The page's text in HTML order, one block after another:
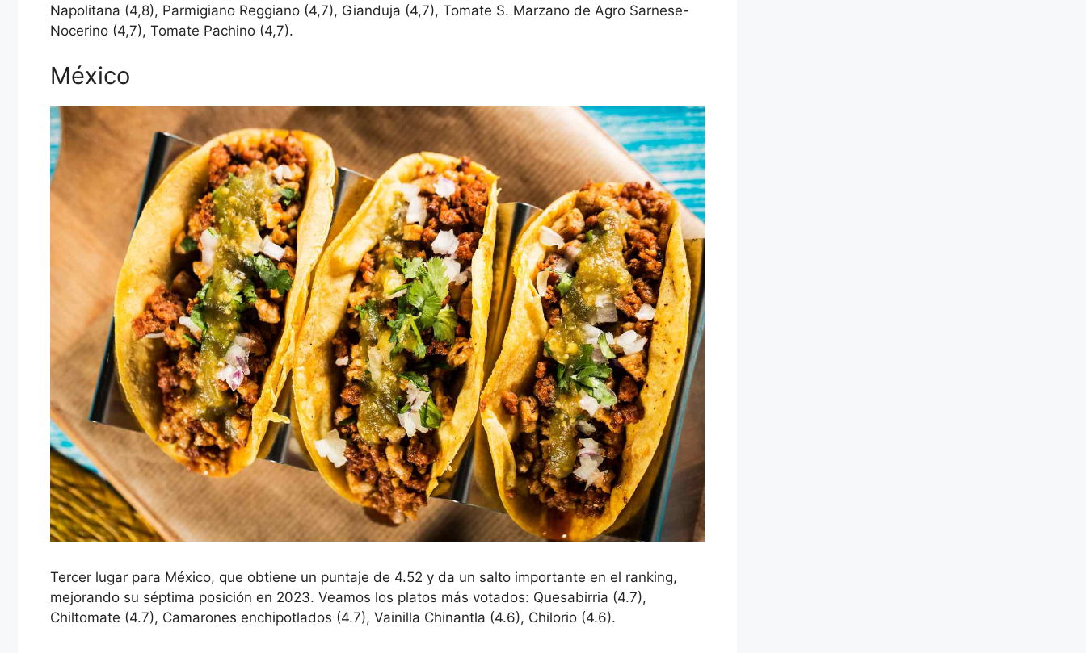
Napolitana (4,8), Parmigiano Reggiano (4,7), Gianduja (4,7), Tomate S. Marzano de Agro Sarnese-
Nocerino (4,7), Tomate Pachino (4,7).
México
Tercer lugar para México, que obtiene un puntaje de 4.52 y da un salto importante en el ranking,
mejorando su séptima posición en 2023. Veamos los platos más votados: Quesabirria (4.7),
Chiltomate (4.7), Camarones enchipotlados (4.7), Vainilla Chinantla (4.6), Chilorio (4.6).